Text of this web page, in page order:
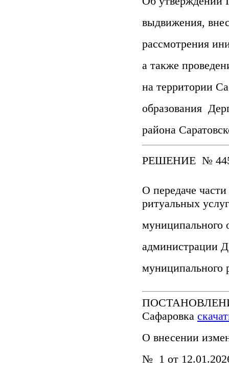
выдвижения,
рассмотрения
а также
на территории
образования
района
РЕШЕНИЕ № 445-
О передаче
ритуальных
муниципального
администрации
муниципального
Сафаровка
О внесении
№ 1 от